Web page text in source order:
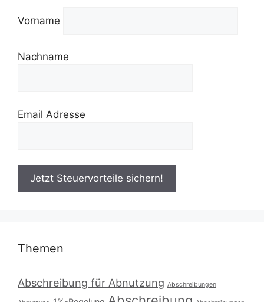
Vorname
Nachname
Email Adresse
Themen
Abschreibung für Abnutzung Abschreibungen